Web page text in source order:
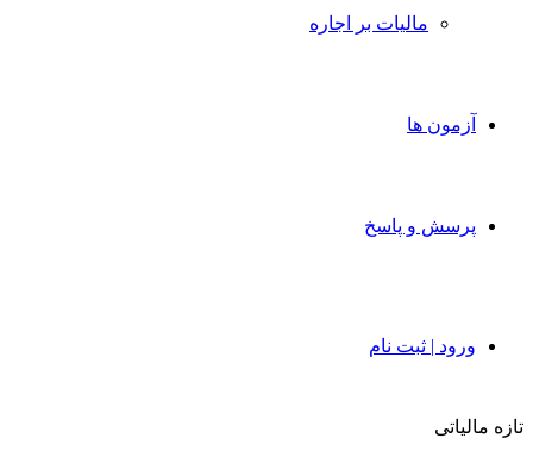
مالیات بر اجاره
آزمون ها
پرسش و پاسخ
ورود | ثبت نام
تازه مالیاتی